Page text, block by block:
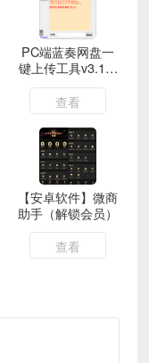
PC端蓝奏网盘一
键上传工具v3.1下
载 操作简便
查看
【安卓软件】微商
助手（解锁会员）
查看